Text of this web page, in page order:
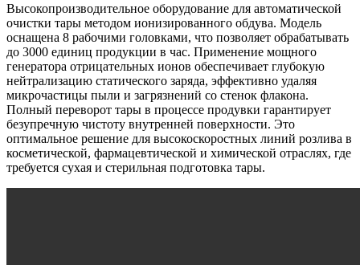
Высокопроизводительное оборудование для автоматической
очистки тары методом ионизированного обдува. Модель
оснащена 8 рабочими головками, что позволяет обрабатывать
до 3000 единиц продукции в час. Применение мощного
генератора отрицательных ионов обеспечивает глубокую
нейтрализацию статического заряда, эффективно удаляя
микрочастицы пыли и загрязнений со стенок флакона.
Полный переворот тары в процессе продувки гарантирует
безупречную чистоту внутренней поверхности. Это
оптимальное решение для высокоскоростных линий розлива в
косметической, фармацевтической и химической отраслях, где
требуется сухая и стерильная подготовка тары.